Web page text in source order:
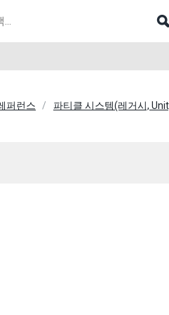
퍼런스 파티클 시스템(레거시,